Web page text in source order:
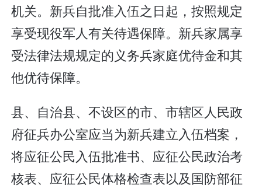
机关。新兵自批准入伍之日起，按照规定
享受现役军人有关待遇保障。新兵家属享
受法律法规规定的义务兵家庭优待金和其
他优待保障。
县、自治县、不设区的市、市辖区人民政
府征兵办公室应当为新兵建立入伍档案，
将应征公民入伍批准书、应征公民政治考
核表、应征公民体格检查表以及国防部征